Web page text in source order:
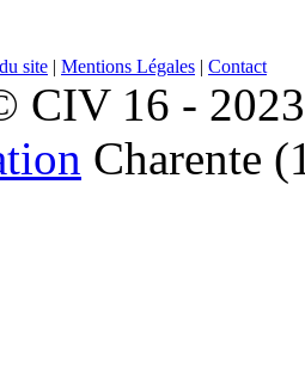
site | Mentions Légales | Contact
CIV 16 -
Charente